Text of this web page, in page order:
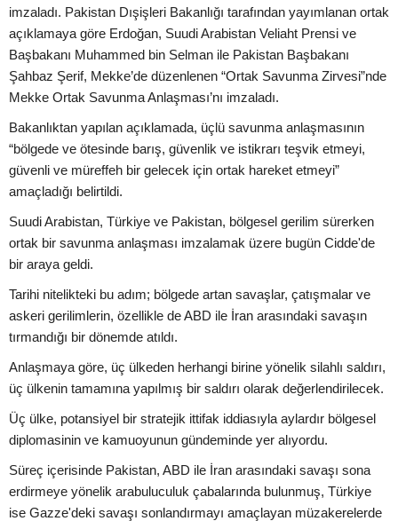
imzaladı. Pakistan Dışişleri Bakanlığı tarafından yayımlanan ortak
açıklamaya göre Erdoğan, Suudi Arabistan Veliaht Prensi ve
Başbakanı Muhammed bin Selman ile Pakistan Başbakanı
Şahbaz Şerif, Mekke’de düzenlenen “Ortak Savunma Zirvesi”nde
Mekke Ortak Savunma Anlaşması’nı imzaladı.
Bakanlıktan yapılan açıklamada, üçlü savunma anlaşmasının
“bölgede ve ötesinde barış, güvenlik ve istikrarı teşvik etmeyi,
güvenli ve müreffeh bir gelecek için ortak hareket etmeyi”
amaçladığı belirtildi.
Suudi Arabistan, Türkiye ve Pakistan, bölgesel gerilim sürerken
ortak bir savunma anlaşması imzalamak üzere bugün Cidde'de
bir araya geldi.
Tarihi nitelikteki bu adım; bölgede artan savaşlar, çatışmalar ve
askeri gerilimlerin, özellikle de ABD ile İran arasındaki savaşın
tırmandığı bir dönemde atıldı.
Anlaşmaya göre, üç ülkeden herhangi birine yönelik silahlı saldırı,
üç ülkenin tamamına yapılmış bir saldırı olarak değerlendirilecek.
Üç ülke, potansiyel bir stratejik ittifak iddiasıyla aylardır bölgesel
diplomasinin ve kamuoyunun gündeminde yer alıyordu.
Süreç içerisinde Pakistan, ABD ile İran arasındaki savaşı sona
erdirmeye yönelik arabuluculuk çabalarında bulunmuş, Türkiye
ise Gazze'deki savaşı sonlandırmayı amaçlayan müzakerelerde